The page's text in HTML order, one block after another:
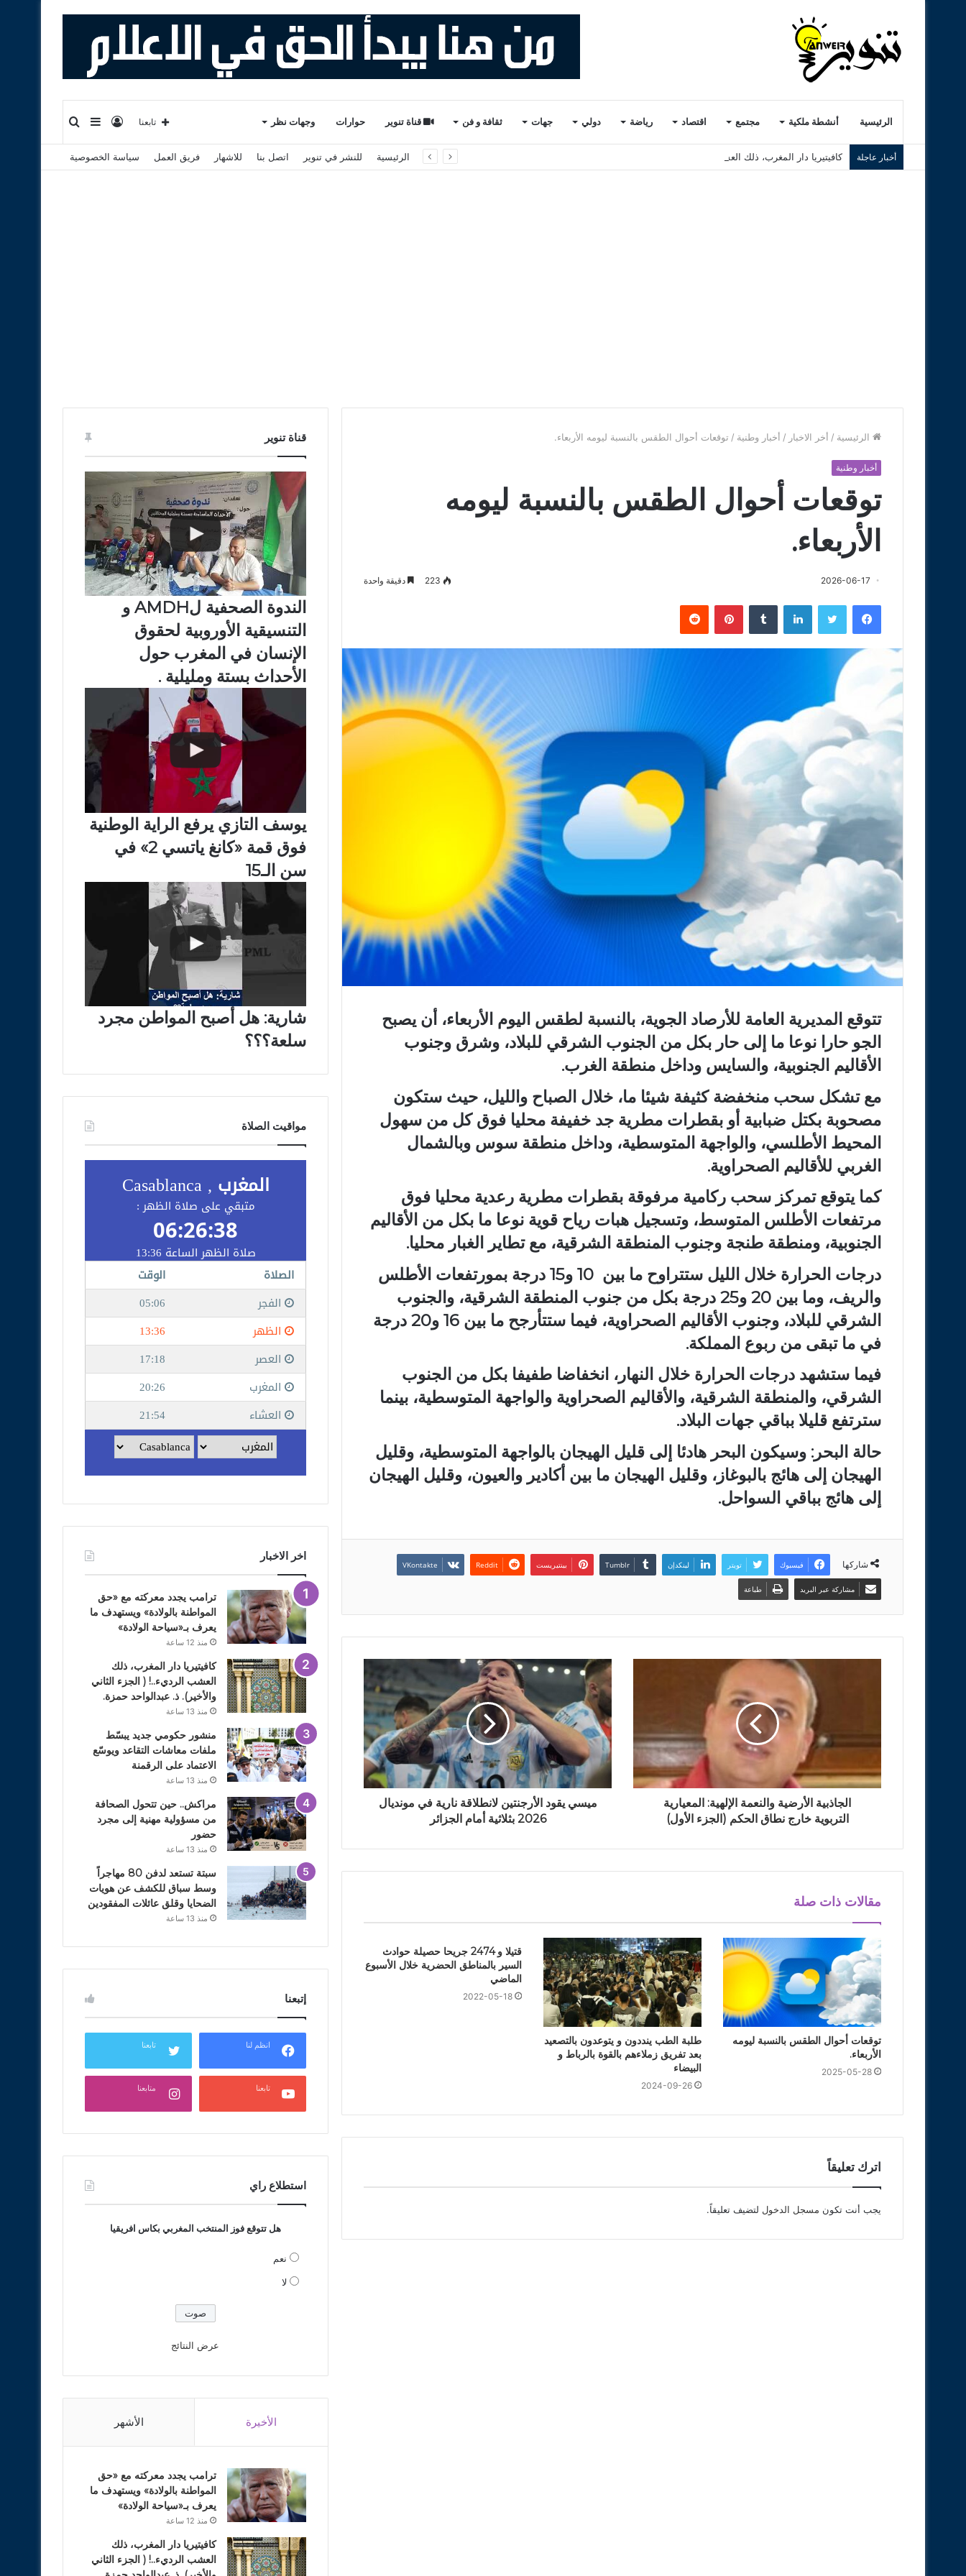
الرئيسية أنشطة ملكية مجتمع اقتصاد رياضة دولي جهات ثقافة و فن قناة تنوير حوارات وجهات نظر إضافة
عمود
تسجيل
الدخول
تابعنا
أخبار عاجلة كافيتيريا دار المغرب، ذلك العشب الرديء..! ( الجزء الثاني والأخير). ذ. عبدالواحد حمزة. الرئيسية للنشر في تنوير اتصل بنا للاشهار فريق العمل سياسة الخصوصية
الرئيسية / أخر الاخبار / أخبار وطنية / توقعات أحوال الطقس بالنسبة ليومه الأربعاء.
أخبار وطنية
توقعات أحوال الطقس بالنسبة ليومه
الأربعاء.
2026-06-17
223 دقيقة واحدة
فيسبوك لينكدإن بينتيريست
تتوقع المديرية العامة للأرصاد الجوية، بالنسبة لطقس اليوم الأربعاء، أن يصبح
الجو حارا نوعا ما إلى حار بكل من الجنوب الشرقي للبلاد، وشرق وجنوب
الأقاليم الجنوبية، والسايس وداخل منطقة الغرب.
مع تشكل سحب منخفضة كثيفة شيئا ما، خلال الصباح والليل، حيث ستكون
مصحوبة بكتل ضبابية أو بقطرات مطرية جد خفيفة محليا فوق كل من سهول
المحيط الأطلسي، والواجهة المتوسطية، وداخل منطقة سوس وبالشمال
الغربي للأقاليم الصحراوية.
كما يتوقع تمركز سحب ركامية مرفوقة بقطرات مطرية رعدية محليا فوق
مرتفعات الأطلس المتوسط، وتسجيل هبات رياح قوية نوعا ما بكل من الأقاليم
الجنوبية، ومنطقة طنجة وجنوب المنطقة الشرقية، مع تطاير الغبار محليا.
درجات الحرارة خلال الليل ستتراوح ما بين 10 و15 درجة بمورتفعات الأطلس
والريف، وما بين 20 و25 درجة بكل من جنوب المنطقة الشرقية، والجنوب
الشرقي للبلاد، وجنوب الأقاليم الصحراوية، فيما ستتأرجح ما بين 16 و20 درجة
في ما تبقى من ربوع المملكة.
فيما ستشهد درجات الحرارة خلال النهار، انخفاضا طفيفا بكل من الجنوب
الشرقي، والمنطقة الشرقية، والأقاليم الصحراوية والواجهة المتوسطية، بينما
سترتفع قليلا بباقي جهات البلاد.
حالة البحر: وسيكون البحر هادئا إلى قليل الهيجان بالواجهة المتوسطية، وقليل
الهيجان إلى هائج بالبوغاز، وقليل الهيجان ما بين أكادير والعيون، وقليل الهيجان
إلى هائج بباقي السواحل.
شاركها فيسبوك تويتر لينكدإن بينتيريست
مشاركة عبر البريد طباعة
الجاذبية الأرضية والنعمة الإلهية: المعيارية
التربوية خارج نطاق الحكم (الجزء الأول)
ميسي يقود الأرجنتين لانطلاقة نارية في مونديال
2026 بثلاثية أمام الجزائر
مقالات ذات صلة
توقعات أحوال الطقس بالنسبة ليومه
الأربعاء.
2025-05-28
طلبة الطب ينددون و يتوعدون بالتصعيد
بعد تفريق زملاءهم بالقوة بالرباط و
البيضاء
2024-09-26
قتيلا و 2474 جريحا حصيلة حوادث
السير بالمناطق الحضرية ‏خلال الأسبوع
الماضي
2022-05-18
اترك تعليقاً
يجب أنت تكون مسجل الدخول لتضيف تعليقاً.
قناة تنوير
الندوة الصحفية لAMDH و
التنسيقية الأوروبية لحقوق
الإنسان في المغرب حول
الأحداث بستة ومليلية .
يوسف التازي يرفع الراية الوطنية
فوق قمة «كانغ ياتسي 2» في
سن الـ15
شارية: هل أصبح المواطن مجرد
سلعة؟؟؟
مواقيت الصلاة
اخر الاخبار
ترامب يجدد معركته مع «حق
المواطنة بالولادة» ويستهدف ما
يعرف بـ«سياحة الولادة»
منذ 12 ساعة
كافيتيريا دار المغرب، ذلك
العشب الرديء..! ( الجزء الثاني
والأخير). ذ. عبدالواحد حمزة.
منذ 13 ساعة
منشور حكومي جديد يبسّط
ملفات معاشات التقاعد ويوسّع
الاعتماد على الرقمنة
منذ 13 ساعة
مراكش.. حين تتحول الصحافة
من مسؤولية مهنية إلى مجرد
حضور
منذ 13 ساعة
سبتة تستعد لدفن 80 مهاجراً
وسط سباق للكشف عن هويات
الضحايا وقلق عائلات المفقودين
منذ 13 ساعة
إتبعنا
انظم لنا تابعنا
تابعنا متابعنا
استطلاع راي
هل تتوقع فوز المنتخب المغربي بكاس افريقيا
نعم
لا
عرض النتائج
الأخيرة الأشهر
ترامب يجدد معركته مع «حق
المواطنة بالولادة» ويستهدف ما
يعرف بـ«سياحة الولادة»
منذ 12 ساعة
كافيتيريا دار المغرب، ذلك
العشب الرديء..! ( الجزء الثاني